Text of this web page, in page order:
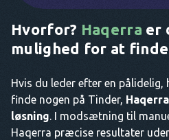
Hvorfor? Haqerra er
mulighed for at
Hvis du leder efter en
finde nogen på Tinder,
løsning. I modsætning til
Haqerra præcise resultater